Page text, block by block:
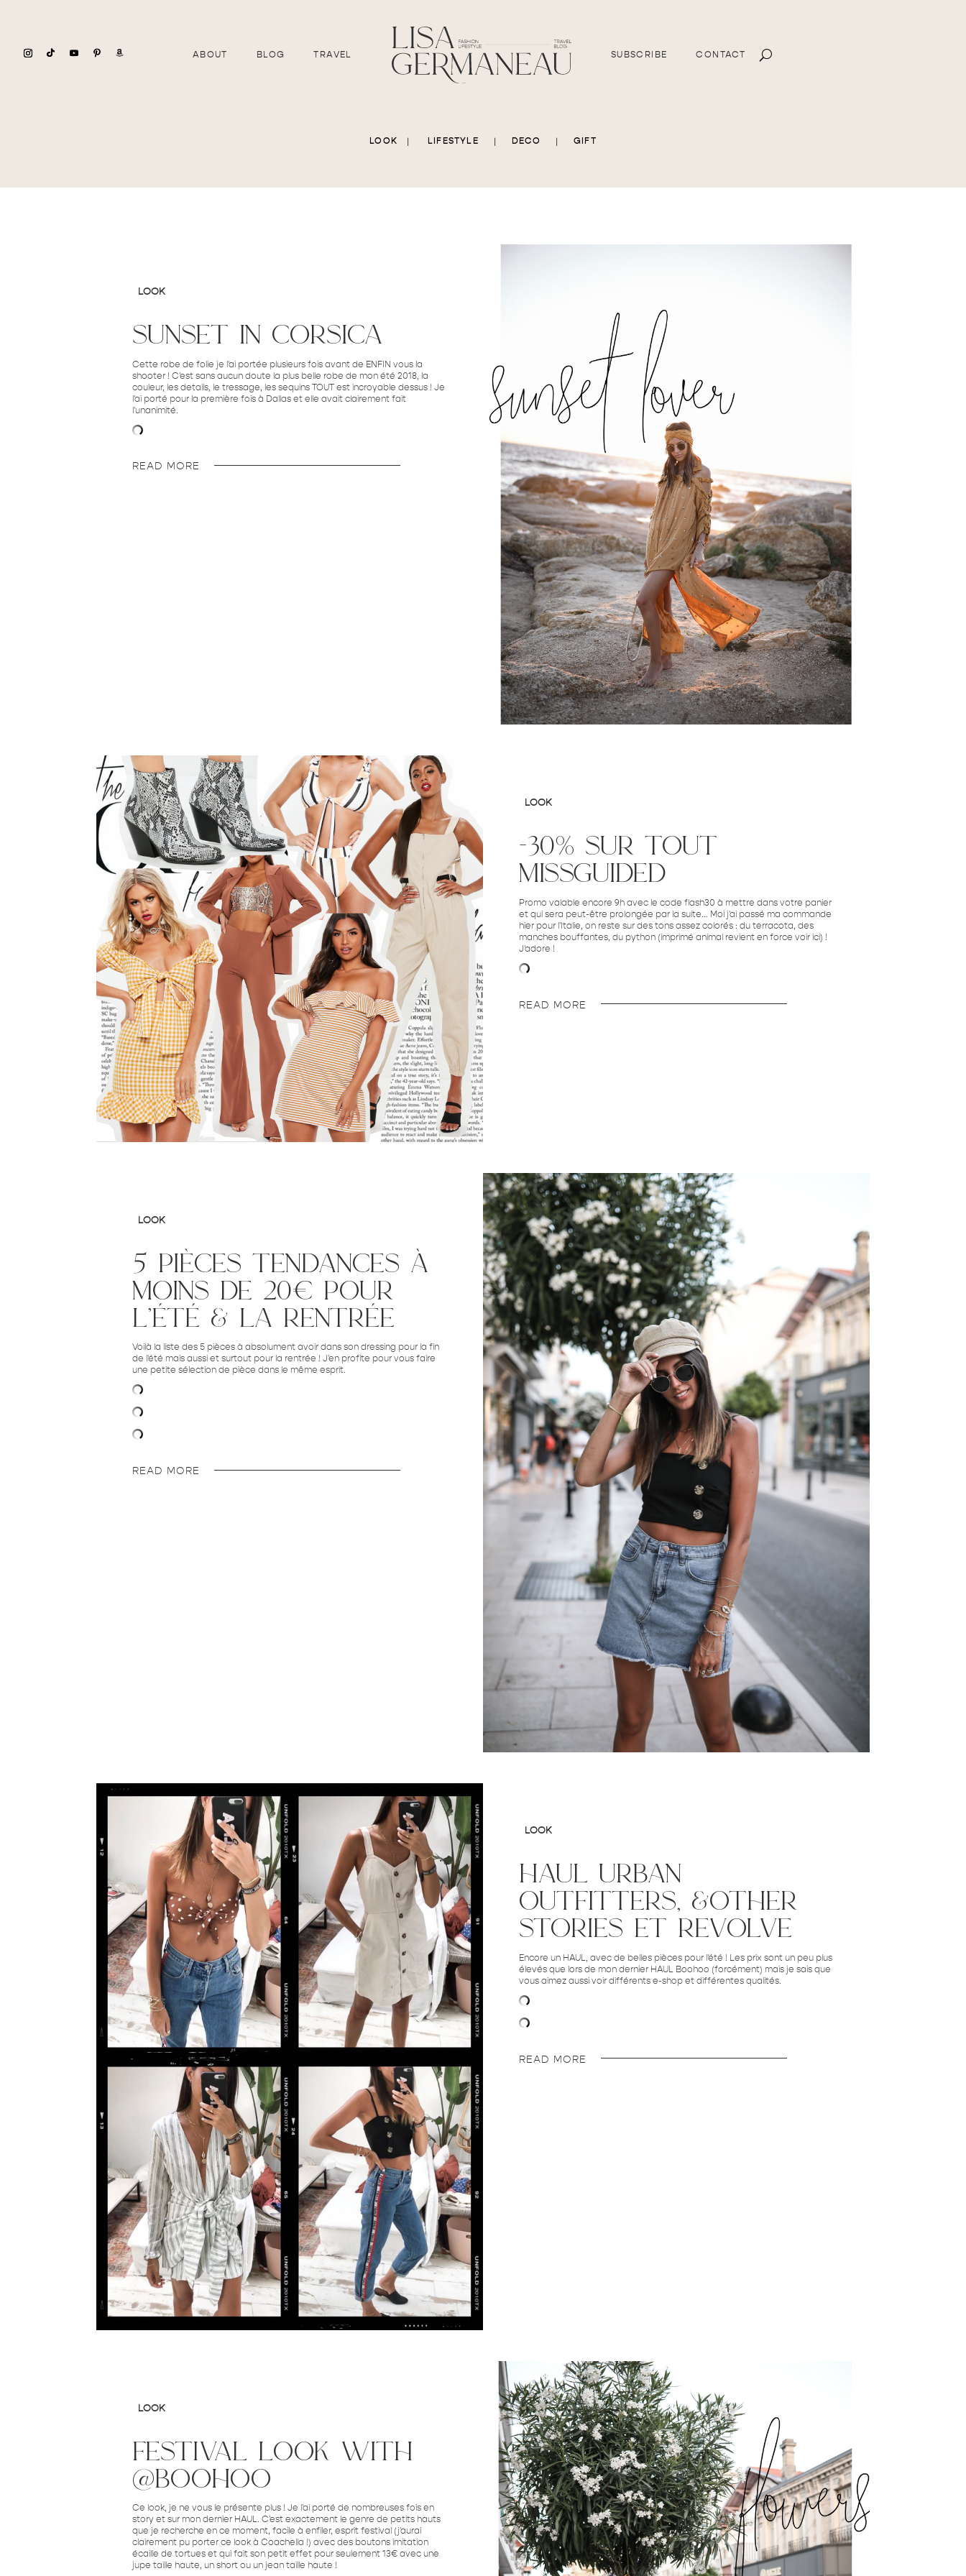
ABOUT BLOG TRAVEL SUBSCRIBE CONTACT
LOOK | LIFESTYLE | DECO |GIFT
LOOK
sunset in corsica
Cette robe de folie je l'ai portée plusieurs fois avant de ENFIN vous la
shooter ! C'est sans aucun doute la plus belle robe de mon été 2018, la
couleur, les details, le tressage, les sequins TOUT est incroyable dessus ! Je
l'ai porté pour la première fois à Dallas et elle avait clairement fait
l'unanimité.
READ MORE
LOOK
-30% sur tout
missguided
Promo valable encore 9h avec le code flash30 à mettre dans votre panier
et qui sera peut-être prolongée par la suite... Moi j'ai passé ma commande
hier pour l'Italie, on reste sur des tons assez colorés : du terracota, des
manches bouffantes, du python (imprimé animal revient en force voir ici) !
J'adore !
READ MORE
LOOK
5 pièces tendances à
moins de 20€ pour
l’été & la rentrée
Voilà la liste des 5 pièces à absolument avoir dans son dressing pour la fin
de l'été mais aussi et surtout pour la rentrée ! J'en profite pour vous faire
une petite sélection de pièce dans le même esprit.
READ MORE
LOOK
haul urban
outfitters, &other
stories et revolve
Encore un HAUL, avec de belles pièces pour l'été ! Les prix sont un peu plus
élevés que lors de mon dernier HAUL Boohoo (forcément) mais je sais que
vous aimez aussi voir différents e-shop et différentes qualités.
READ MORE
LOOK
festival look with
@boohoo
Ce look, je ne vous le présente plus ! Je l'ai porté de nombreuses fois en
story et sur mon dernier HAUL. C'est exactement le genre de petits hauts
que je recherche en ce moment, facile à enfiler, esprit festival (j'aurai
clairement pu porter ce look à Coachella !) avec des boutons imitation
écaille de tortues et qui fait son petit effet pour seulement 13€ avec une
jupe taille haute, un short ou un jean taille haute !